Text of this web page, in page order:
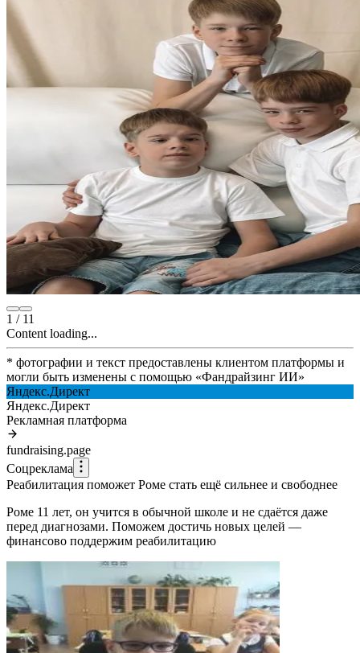
1 / 11
Content loading...
* фотографии и текст предоставлены клиентом платформы и
могли быть изменены с помощью «Фандрайзинг ИИ»
Яндекс.Директ
Яндекс.Директ
Рекламная платформа
fundraising.page
Соцреклама
Реабилитация поможет Роме стать ещё сильнее и свободнее
Роме 11 лет, он учится в обычной школе и не сдаётся даже
перед диагнозами. Поможем достичь новых целей —
финансово поддержим реабилитацию